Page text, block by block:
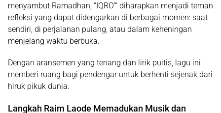
menyambut Ramadhan, “IQRO’” diharapkan menjadi teman
refleksi yang dapat didengarkan di berbagai momen: saat
sendiri, di perjalanan pulang, atau dalam keheningan
menjelang waktu berbuka.
Dengan aransemen yang tenang dan lirik puitis, lagu ini
memberi ruang bagi pendengar untuk berhenti sejenak dari
hiruk pikuk dunia.
Langkah Raim Laode Memadukan Musik dan